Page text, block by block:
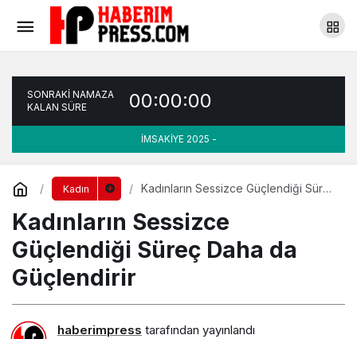
SONRAKİ NAMAZA
KALAN SÜRE
00:00:00
İMSAKİYE 2025 -
Kadın
Kadınların Sessizce Güçlendiği Süreç
Kadınların Sessizce
Güçlendiği Süreç Daha da
Güçlendirir
haberimpress tarafından yayınlandı
Kadınlar Neden Kendine Karşı Daha Serttir?